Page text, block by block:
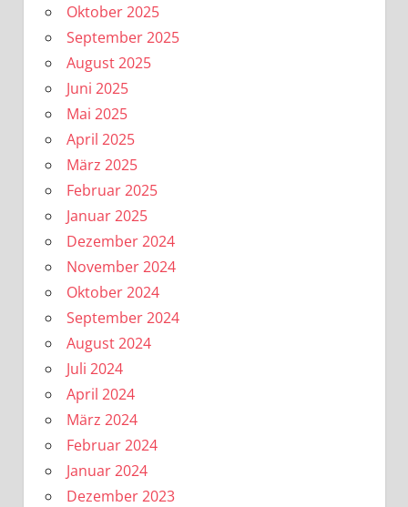
Oktober 2025
September 2025
August 2025
Juni 2025
Mai 2025
April 2025
März 2025
Februar 2025
Januar 2025
Dezember 2024
November 2024
Oktober 2024
September 2024
August 2024
Juli 2024
April 2024
März 2024
Februar 2024
Januar 2024
Dezember 2023